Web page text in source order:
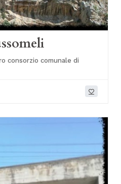
consorzio comunale di